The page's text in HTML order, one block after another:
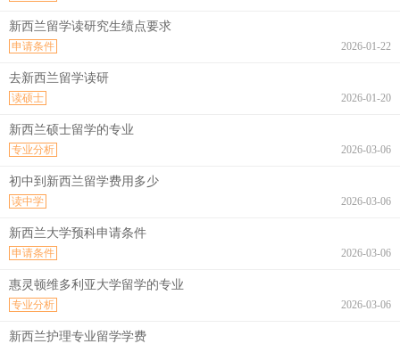
新西兰留学读研究生绩点要求
2026-01-22
申请条件
去新西兰留学读研
2026-01-20
读硕士
新西兰硕士留学的专业
2026-03-06
专业分析
初中到新西兰留学费用多少
2026-03-06
读中学
新西兰大学预科申请条件
2026-03-06
申请条件
惠灵顿维多利亚大学留学的专业
2026-03-06
专业分析
新西兰护理专业留学学费